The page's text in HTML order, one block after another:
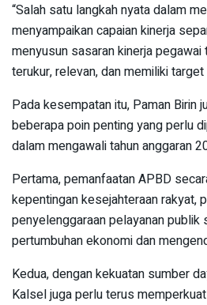
“Salah satu langkah nyata dalam
menyampaikan capaian kinerja
menyusun sasaran kinerja
terukur, relevan, dan memiliki target
Pada kesempatan itu, Paman Birin
beberapa poin penting yang perlu
dalam mengawali tahun anggaran
Pertama, pemanfaatan APBD
kepentingan kesejahteraan rakyat,
penye­lenggaraan pelayanan publik
pertumbuhan ekonomi dan
Kedua, dengan kekuatan sumber
Kalsel juga perlu terus